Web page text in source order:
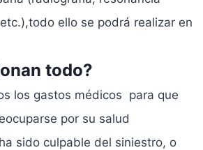
ello se podrá realizar en
todo?
los gastos médicos para que
por su salud
sido culpable del siniestro, o